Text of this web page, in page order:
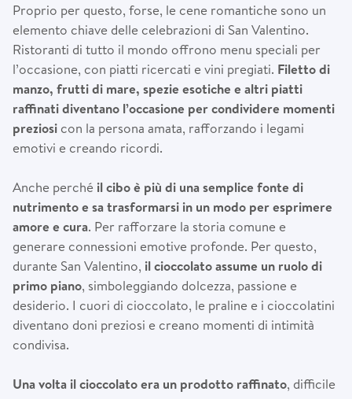
Proprio per questo, forse, le cene romantiche sono un
elemento chiave delle celebrazioni di San Valentino.
Ristoranti di tutto il mondo offrono menu speciali per
l’occasione, con piatti ricercati e vini pregiati. Filetto di
manzo, frutti di mare, spezie esotiche e altri piatti
raffinati diventano l’occasione per condividere momenti
preziosi con la persona amata, rafforzando i legami
emotivi e creando ricordi.
Anche perché il cibo è più di una semplice fonte di
nutrimento e sa trasformarsi in un modo per esprimere
amore e cura. Per rafforzare la storia comune e
generare connessioni emotive profonde. Per questo,
durante San Valentino, il cioccolato assume un ruolo di
primo piano, simboleggiando dolcezza, passione e
desiderio. I cuori di cioccolato, le praline e i cioccolatini
diventano doni preziosi e creano momenti di intimità
condivisa.
Una volta il cioccolato era un prodotto raffinato, difficile